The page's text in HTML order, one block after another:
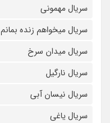
سریال مهمونی
سریال میخواهم زنده بمانم
سریال میدان سرخ
سریال نارگیل
سریال نیسان آبی
سریال یاغی